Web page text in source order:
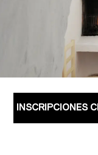
INSCRIPCIONES